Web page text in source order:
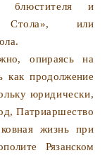
блюстителя и
Стола», или
опираясь на
как продолжение
юридически,
Патриаршество
жизнь при
Рязанском